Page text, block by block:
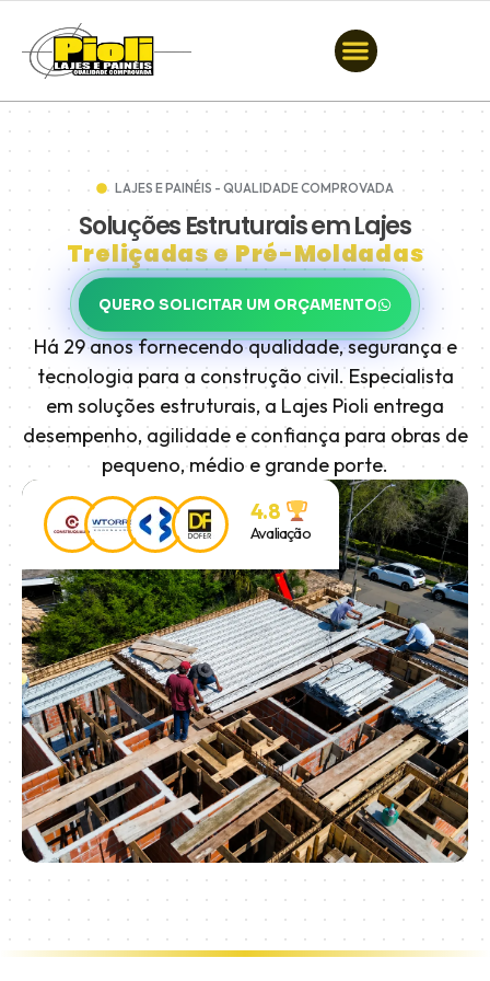
LAJES E PAINÉIS - QUALIDADE COMPROVADA
Soluções Estruturais em Lajes
Treliçadas e Pré-Moldadas
QUERO SOLICITAR UM ORÇAMENTO
Há 29 anos fornecendo qualidade, segurança e
tecnologia para a construção civil. Especialista
em soluções estruturais, a Lajes Pioli entrega
desempenho, agilidade e confiança para obras de
pequeno, médio e grande porte.
4.8
Avaliação